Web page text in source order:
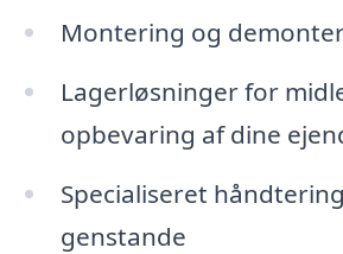
Montering og
Lagerløsninger for
opbevaring af dine
Specialiseret
genstande